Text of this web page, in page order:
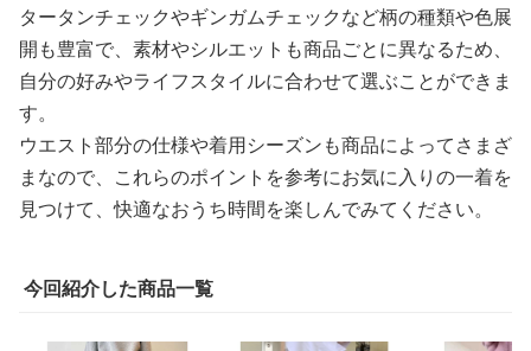
タータンチェックやギンガムチェックなど柄の種類や色展
開も豊富で、素材やシルエットも商品ごとに異なるため、
自分の好みやライフスタイルに合わせて選ぶことができま
す。
ウエスト部分の仕様や着用シーズンも商品によってさまざ
まなので、これらのポイントを参考にお気に入りの一着を
見つけて、快適なおうち時間を楽しんでみてください。
今回紹介した商品一覧